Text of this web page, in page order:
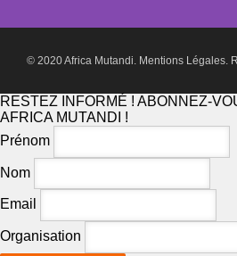
© 2020 Africa Mutandi. Mentions Légales.
RESTEZ INFORMÉ ! ABONNEZ-
AFRICA MUTANDI !
Prénom
Nom
Email
Organisation